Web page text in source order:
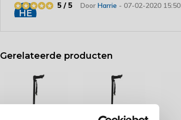
HE
DoorHarrie - 07-02-2020 15:50
5 / 5
CE
DoorChantie
5 / 5
HS
Hannes
mooie, fijne stok voor een goede prijs
Gerelateerde producten